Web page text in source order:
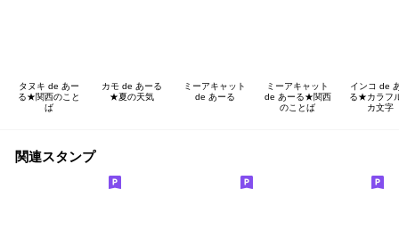
タヌキ de あー
る★関西のこと
ば
カモ de あーる
★夏の天気
ミーアキャット
de あーる
ミーアキャット
de あーる★関西
のことば
インコ de
る★カラフ
カ文字
関連スタンプ